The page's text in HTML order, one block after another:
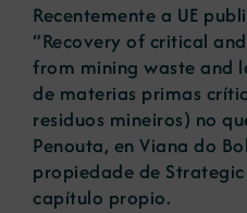
Recentemente a UE
“Recovery of critical
from mining waste and
de materias primas
residuos mineiros) no
Penouta, en Viana do
propiedade de
capítulo propio.